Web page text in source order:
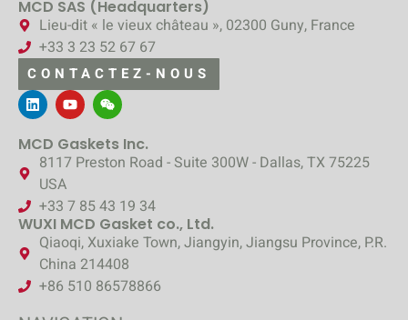
MCD SAS (Headquarters)
Lieu-dit « le vieux château », 02300 Guny, France
+33 3 23 52 67 67
CONTACTEZ-NOUS
MCD Gaskets Inc.
8117 Preston Road - Suite 300W - Dallas, TX 75225
USA
+33 7 85 43 19 34
WUXI MCD Gasket co., Ltd.
Qiaoqi, Xuxiake Town, Jiangyin, Jiangsu Province, P.R.
China 214408
+86 510 86578866